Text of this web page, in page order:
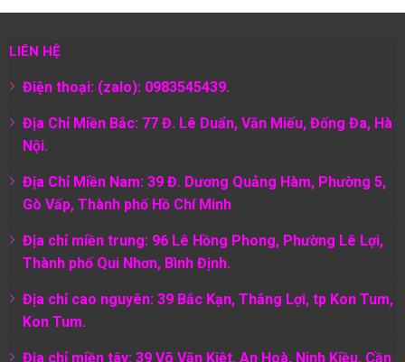
LIÊN HỆ
Điện thoại: (zalo): 0983545439.
Địa Chỉ Miền Bắc: 77 Đ. Lê Duẩn, Văn Miếu, Đống Đa, Hà
Nội.
Địa Chỉ Miền Nam: 39 Đ. Dương Quảng Hàm, Phường 5,
Gò Vấp, Thành phố Hồ Chí Minh
Địa chỉ miền trung: 96 Lê Hồng Phong, Phường Lê Lợi,
Thành phố Qui Nhơn, Bình Định.
Địa chỉ cao nguyên: 39 Bắc Kạn, Thắng Lợi, tp Kon Tum,
Kon Tum.
Địa chỉ miền tây: 39 Võ Văn Kiệt, An Hoà, Ninh Kiều, Cần